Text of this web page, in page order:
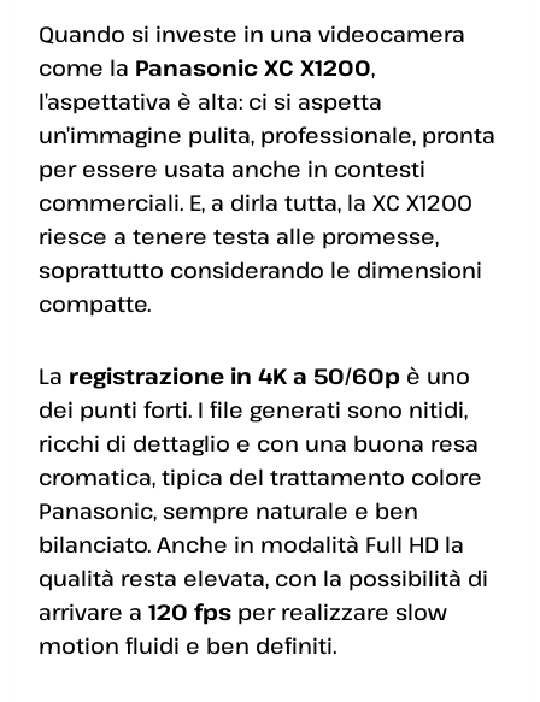
Quando si investe in una videocamera
come la Panasonic XC X1200,
l’aspettativa è alta: ci si aspetta
un’immagine pulita, professionale, pronta
per essere usata anche in contesti
commerciali. E, a dirla tutta, la XC X1200
riesce a tenere testa alle promesse,
soprattutto considerando le dimensioni
compatte.
La registrazione in 4K a 50/60p è uno
dei punti forti. I file generati sono nitidi,
ricchi di dettaglio e con una buona resa
cromatica, tipica del trattamento colore
Panasonic, sempre naturale e ben
bilanciato. Anche in modalità Full HD la
qualità resta elevata, con la possibilità di
arrivare a 120 fps per realizzare slow
motion fluidi e ben definiti.